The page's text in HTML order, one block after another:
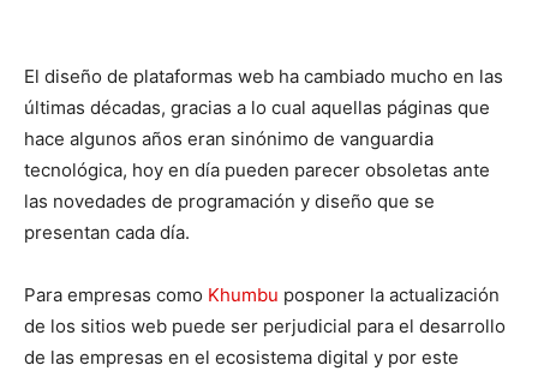
El diseño de plataformas web ha cambiado mucho en las
últimas décadas, gracias a lo cual aquellas páginas que
hace algunos años eran sinónimo de vanguardia
tecnológica, hoy en día pueden parecer obsoletas ante
las novedades de programación y diseño que se
presentan cada día.
Para empresas como Khumbu posponer la actualización
de los sitios web puede ser perjudicial para el desarrollo
de las empresas en el ecosistema digital y por este